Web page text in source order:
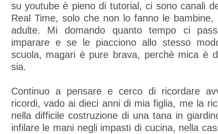
su youtube è pieno di tutorial, ci sono canali
Real Time, solo che non lo fanno le bambine,
adulte. Mi domando quanto tempo ci
imparare e se le piacciono allo stesso
scuola, magari è pure brava, perchè mica è
sia.
Continuo a pensare e cerco di ricordare
ricordi, vado ai dieci anni di mia figlia, me la
nella difficile costruzione di una tana in
infilare le mani negli impasti di cucina, nella